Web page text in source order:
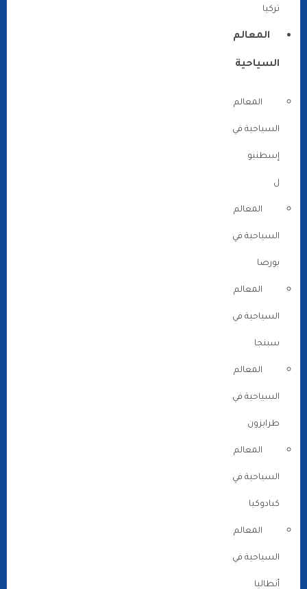
تركيا
المعالم
السياحية
المعالم
السياحية في
إسطنبو
ل
المعالم
السياحية في
بورصا
المعالم
السياحية في
سبنجا
المعالم
السياحية في
طرابزون
المعالم
السياحية في
كبادوكيا
المعالم
السياحية في
أنطاليا